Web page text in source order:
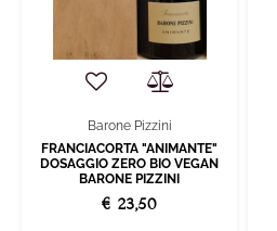
Barone Pizzini
FRANCIACORTA "ANIMANTE"
DOSAGGIO ZERO BIO VEGAN
BARONE PIZZINI
€ 23,50